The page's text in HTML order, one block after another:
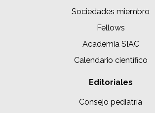
Sociedades miembro
Fellows
Academia SIAC
Calendario científico
Editoriales
Consejo pediatría